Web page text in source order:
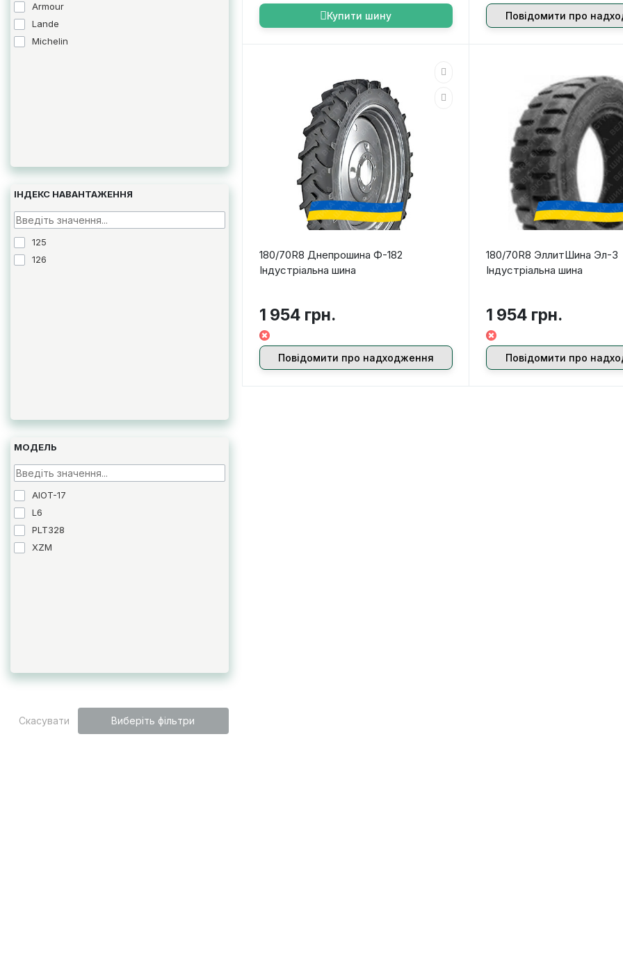
Armour
Lande
Michelin
ІНДЕКС НАВАНТАЖЕННЯ
125
126
МОДЕЛЬ
AIOT-17
L6
PLT328
XZM
Скасувати Виберіть фільтри
Купити шину
Повідомити про
180/70R8 Днепрошина Ф-182
Індустріальна шина
1 954 грн.
Повідомити про надходження
180/70R8 ЭллитШина Эл-3
Індустріальна шина
1 954 грн.
Повідомити про